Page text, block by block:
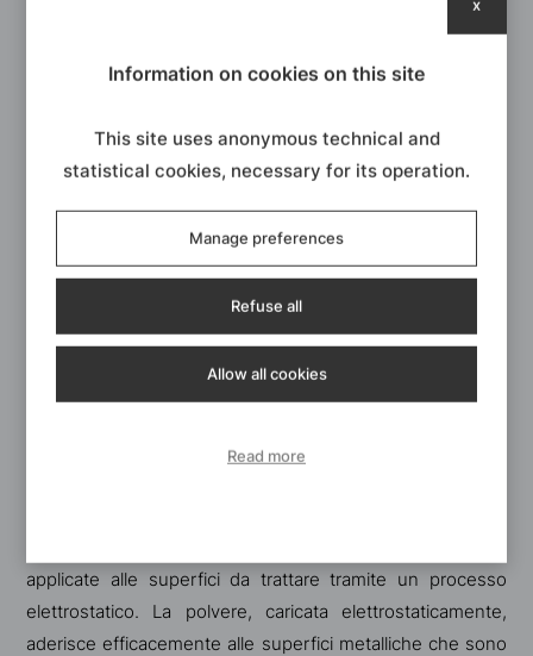
Verniciatura a polvere: tecnologia ed
innovazione
Verniciatura a polvere epossidica:
cos’è?
La verniciatura a polvere epossidica rappresenta una delle
applicate alle superfici da trattare tramite un processo
elettrostatico. La polvere, caricata elettrostaticamente,
aderisce efficacemente alle superfici metalliche che sono
Information on cookies on this site
This site uses anonymous technical and
statistical cookies, necessary for its operation.
Manage preferences
Refuse all
Allow all cookies
Read more
x